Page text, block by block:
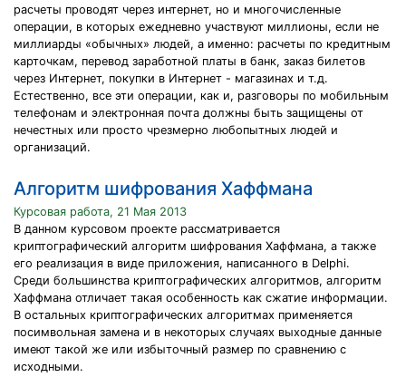
расчеты проводят через интернет, но и многочисленные
операции, в которых ежедневно участвуют миллионы, если не
миллиарды «обычных» людей, а именно: расчеты по кредитным
карточкам, перевод заработной платы в банк, заказ билетов
через Интернет, покупки в Интернет - магазинах и т.д.
Естественно, все эти операции, как и, разговоры по мобильным
телефонам и электронная почта должны быть защищены от
нечестных или просто чрезмерно любопытных людей и
организаций.
Алгоритм шифрования Хаффмана
Курсовая работа, 21 Мая 2013
В данном курсовом проекте рассматривается
криптографический алгоритм шифрования Хаффмана, а также
его реализация в виде приложения, написанного в Delphi.
Среди большинства криптографических алгоритмов, алгоритм
Хаффмана отличает такая особенность как сжатие информации.
В остальных криптографических алгоритмах применяется
посимвольная замена и в некоторых случаях выходные данные
имеют такой же или избыточный размер по сравнению с
исходными.